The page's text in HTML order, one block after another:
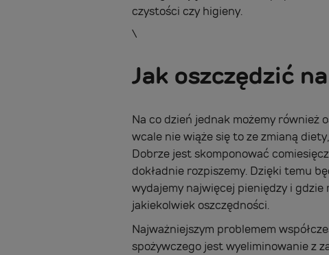
czystości czy higieny.
\
Jak oszczędzić
Na co dzień jednak możemy również
wcale nie wiąże się to ze zmianą
Dobrze jest skomponować
dokładnie rozpiszemy. Dzięki temu
wydajemy najwięcej pieniędzy i gdzie
jakiekolwiek oszczędności.
Najważniejszym problemem
spożywczego jest wyeliminowanie z